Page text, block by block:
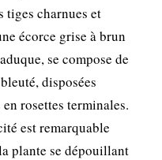
tiges charnues et
écorce grise à brun
se compose de
disposées
rosettes terminales.
est remarquable
plante se dépouillant